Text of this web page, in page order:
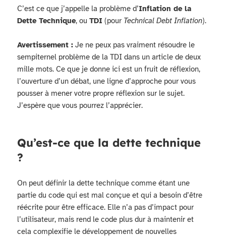
C’est ce que j’appelle la problème d’Inflation de la
Dette Technique, ouTDI (pour Technical Debt Inflation).
Avertissement : Je ne peux pas vraiment résoudre le
sempiternel problème de la TDI dans un article de deux
mille mots. Ce que je donne ici est un fruit de réflexion,
l’ouverture d’un débat, une ligne d’approche pour vous
pousser à mener votre propre réflexion sur le sujet.
J’espère que vous pourrez l’apprécier.
Qu’est-ce que la dette technique
?
On peut définir la dette technique comme étant une
partie du code qui est mal conçue et qui a besoin d’être
réécrite pour être efficace. Elle n’a pas d’impact pour
l’utilisateur, mais rend le code plus dur à maintenir et
cela complexifie le développement de nouvelles